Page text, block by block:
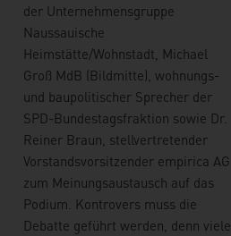
der Unternehmensgruppe
Naussauische
Heimstätte/Wohnstadt, Michael
Groß MdB (Bildmitte), wohnungs-
und baupolitischer Sprecher der
SPD-Bundestagsfraktion sowie Dr.
Reiner Braun, stellvertretender
Vorstandsvorsitzender empirica AG
zum Meinungsaustausch auf das
Podium. Kontrovers muss die
Debatte geführt werden, denn viele